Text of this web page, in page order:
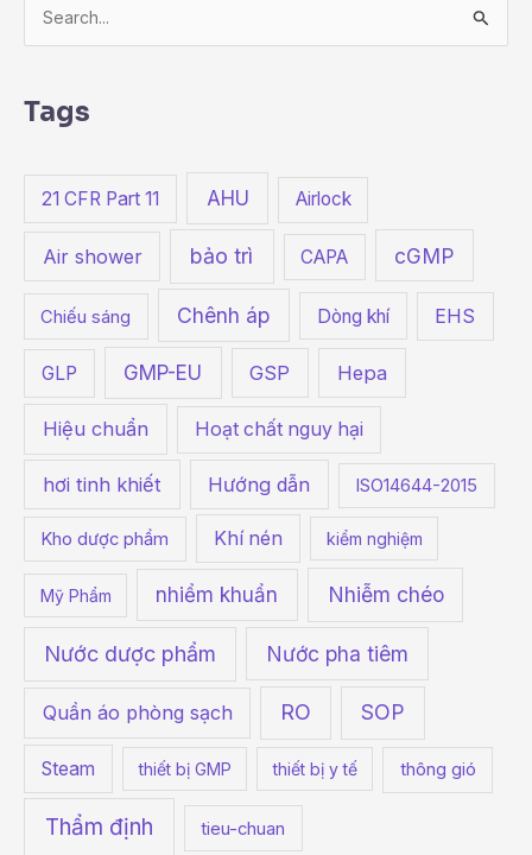
f
r
Tags
21 CFR Part 11 AHU Airlock
Air shower bảo trì CAPA cGMP
Chiếu sáng Chênh áp Dòng khí EHS
GLP GMP-EU GSP Hepa
Hiệu chuẩn Hoạt chất nguy hại
hơi tinh khiết Hướng dẫn ISO14644-2015
Kho dược phẩm Khí nén kiểm nghiệm
Mỹ Phẩm nhiểm khuẩn Nhiễm chéo
Nước dược phẩm Nước pha tiêm
Quần áo phòng sạch RO SOP
Steam thiết bị GMP thiết bị y tế thông gió
Thẩm định tieu-chuan